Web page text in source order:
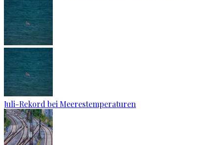
Juli-Rekord bei Meerestemperaturen